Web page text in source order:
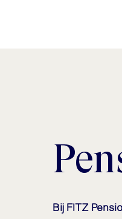
Bij FITZ